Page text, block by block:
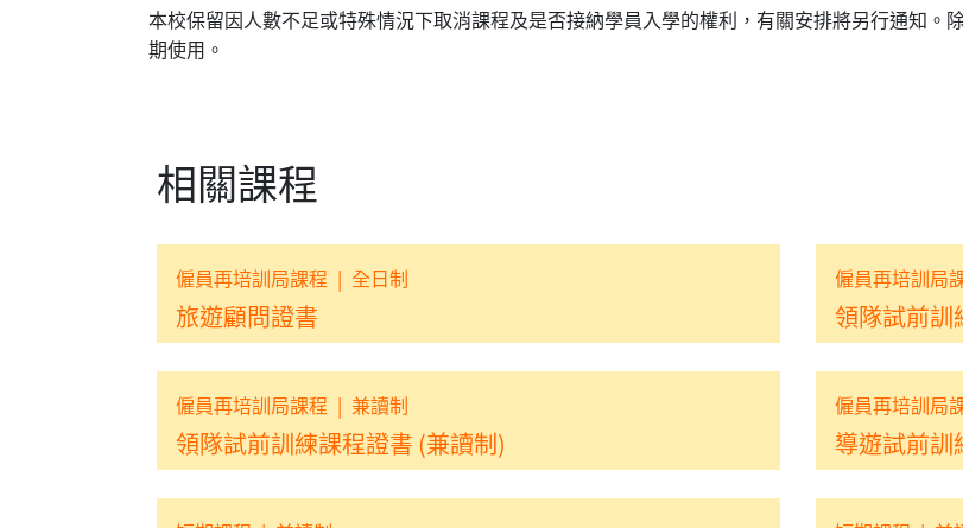
本校保留因人數不足或特殊情況下取消課程及是否接納學員入學的權利，有關安排將另行通知
期使用。
相關課程
僱員再培訓局課程 | 全日制
旅遊顧問證書
僱員再培訓局
領隊試前訓
僱員再培訓局課程 | 兼讀制
領隊試前訓練課程證書 (兼讀制)
僱員再培訓局
導遊試前訓